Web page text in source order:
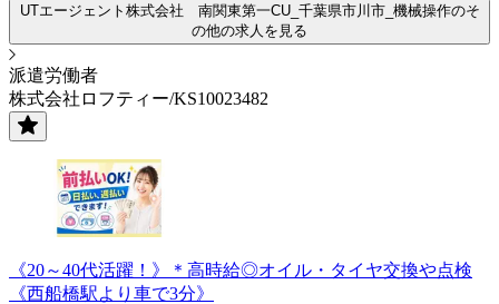
UTエージェント株式会社 南関東第一CU_千葉県市川市_機械操作のそ
の他の求人を見る
派遣労働者
株式会社ロフティー/KS10023482
《20～40代活躍！》＊高時給◎オイル・タイヤ交換や点検
《西船橋駅より車で3分》